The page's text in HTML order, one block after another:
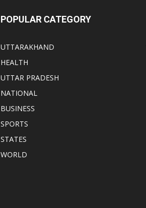
POPULAR CATEGORY
UTTARAKHAND
HEALTH
UTTAR PRADESH
NATIONAL
BUSINESS
SPORTS
STATES
WORLD